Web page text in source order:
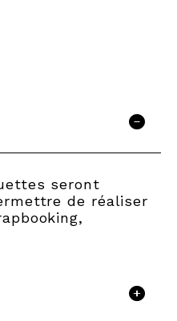
seront
de réaliser